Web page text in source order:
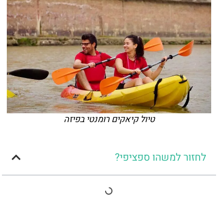
טיול קיאקים רומנטי בפיזה
לחזור למשהו ספציפי?